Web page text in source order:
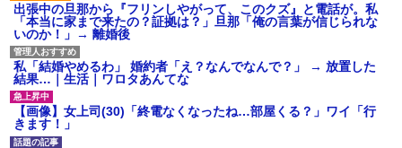
出張中の旦那から『フリンしやがって、このクズ』と電話が。私
「本当に家まで来たの？証拠は？」旦那「俺の言葉が信じられな
いのか！」→ 離婚後
私「結婚やめるわ」 婚約者「え？なんでなんで？」 → 放置した
結果…｜生活｜ワロタあんてな
【画像】女上司(30)「終電なくなったね…部屋くる？」ワイ「行
きます！」